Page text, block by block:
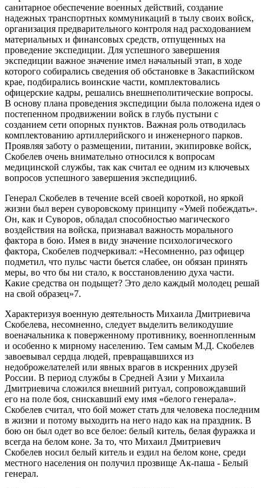
санитарное обеспечение военных действий, создание
надежных транспортных коммуникаций в тылу своих войск,
организация предварительного контроля над расходованием
материальных и финансовых средств, отпущенных на
проведение экспедиции. Для успешного завершения
экспедиции важное значение имел начальный этап, в ходе
которого собирались сведения об обстановке в Закаспийском
крае, подбирались воинские части, комплектовались
офицерские кадры, решались внешнеполитические вопросы.
В основу плана проведения экспедиции была положена идея о
постепенном продвижении войск в глубь пустыни с
созданием сети опорных пунктов. Важная роль отводилась
комплектованию артиллерийского и инженерного парков.
Проявляя заботу о размещении, питании, экипировке войск,
Скобелев очень внимательно относился к вопросам
медицинской службы, так как считал ее одним из ключевых
вопросов успешного завершения экспедиции6.
Генерал Скобелев в течение всей своей короткой, но яркой
жизни был верен суворовскому принципу «Умей побеждать».
Он, как и Суворов, обладал способностью магического
воздействия на войска, признавал важность морального
фактора в бою. Имея в виду значение психологического
фактора, Скобелев подчеркивал: «Несомненно, раз офицер
подметил, что пульс части бьется слабее, он обязан принять
меры, во что бы ни стало, к восстановлению духа части.
Какие средства он подыщет? Это дело каждый молодец решай
на свой образец»7.
Характеризуя военную деятельность Михаила Дмитриевича
Скобелева, несомненно, следует выделить великодушие
военачальника к поверженному противнику, военнопленным
и особенно к мирному населению. Тем самым М.Д. Скобелев
завоевывал сердца людей, превращавшихся из
недоброжелателей или явных врагов в искренних друзей
России. В период службы в Средней Азии у Михаила
Дмитриевича сложился внешний ритуал, сопровождавший
его на поле боя, снискавший ему имя «белого генерала».
Скобелев считал, что бой может стать для человека последним
в жизни и потому выходить на него надо как на праздник. В
бою он был одет во все белое: белый китель, белая фуражка и
всегда на белом коне. За то, что Михаил Дмитриевич
Скобелев носил белый китель и ездил на белом коне, среди
местного населения он получил прозвище Ак-паша - Белый
генерал.